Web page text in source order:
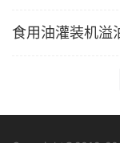
食用油灌装机溢